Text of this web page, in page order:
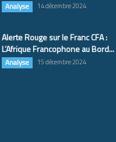
Analyse 14 décembre 2024
Alerte Rouge sur le Franc CFA :
L’Afrique Francophone au Bord...
Analyse 15 décembre 2024